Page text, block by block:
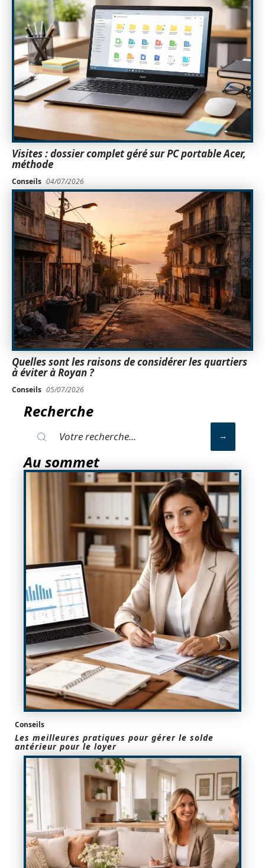
Visites : dossier complet géré sur PC portable Acer,
méthode
Conseils 04/07/2026
Quelles sont les raisons de considérer les quartiers
à éviter à Royan ?
Conseils 05/07/2026
Recherche
Au sommet
Conseils
Les meilleures pratiques pour gérer le solde
antérieur pour le loyer